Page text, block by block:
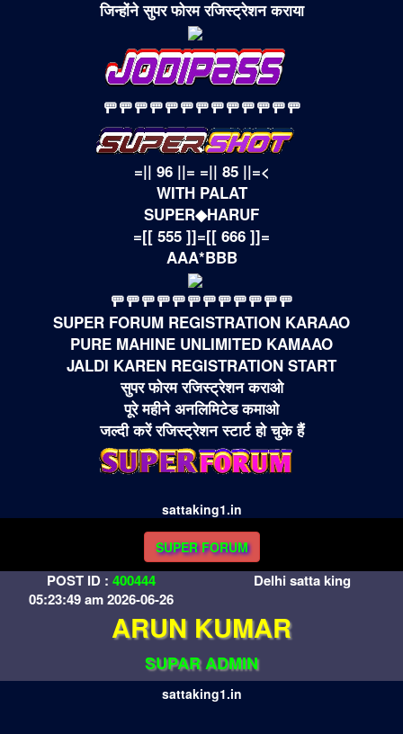
जिन्होंने सुपर फोरम रजिस्ट्रेशन कराया
🚥🚥🚥🚥🚥🚥🚥🚥🚥🚥🚥🚥🚥
=|| 96 ||= =|| 85 ||=<
WITH PALAT
SUPER◆HARUF
=[[ 555 ]]=[[ 666 ]]=
AAA*BBB
🚥🚥🚥🚥🚥🚥🚥🚥🚥🚥🚥🚥
SUPER FORUM REGISTRATION KARAAO
PURE MAHINE UNLIMITED KAMAAO
JALDI KAREN REGISTRATION START
सुपर फोरम रजिस्ट्रेशन कराओ
पूरे महीने अनलिमिटेड कमाओ
जल्दी करें रजिस्ट्रेशन स्टार्ट हो चुके हैं
sattaking1.in
SUPER FORUM
POST ID : 400444
05:23:49 am 2026-06-26
Delhi satta king
ARUN KUMAR
SUPAR ADMIN
sattaking1.in